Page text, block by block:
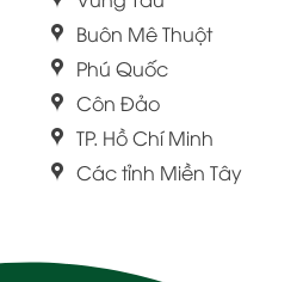
Buôn Mê Thuột
Phú Quốc
Côn Đảo
TP. Hồ Chí Minh
Các tỉnh Miền Tây